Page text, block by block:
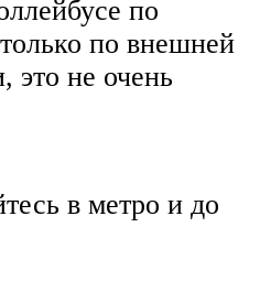
по
по внешней
это не очень
в метро и до